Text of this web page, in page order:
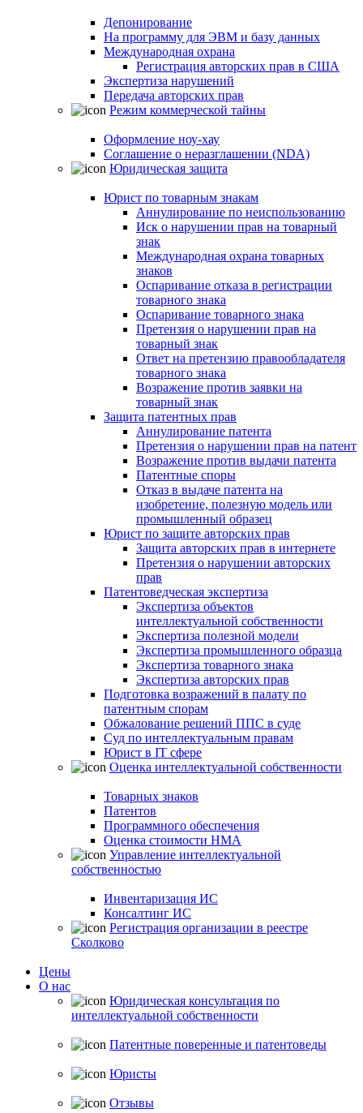
Депонирование
На программу для ЭВМ и базу данных
Международная охрана
Регистрация авторских прав в США
Экспертиза нарушений
Передача авторских прав
Режим коммерческой тайны
Оформление ноу-хау
Соглашение о неразглашении (NDA)
Юридическая защита
Юрист по товарным знакам
Аннулирование по неиспользованию
Иск о нарушении прав на товарный
знак
Международная охрана товарных
знаков
Оспаривание отказа в регистрации
товарного знака
Оспаривание товарного знака
Претензия о нарушении прав на
товарный знак
Ответ на претензию правообладателя
товарного знака
Возражение против заявки на
товарный знак
Защита патентных прав
Аннулирование патента
Претензия о нарушении прав на патент
Возражение против выдачи патента
Патентные споры
Отказ в выдаче патента на
изобретение, полезную модель или
промышленный образец
Юрист по защите авторских прав
Защита авторских прав в интернете
Претензия о нарушении авторских
прав
Патентоведческая экспертиза
Экспертиза объектов
интеллектуальной собственности
Экспертиза полезной модели
Экспертиза промышленного образца
Экспертиза товарного знака
Экспертиза авторских прав
Подготовка возражений в палату по
патентным спорам
Обжалование решений ППС в суде
Суд по интеллектуальным правам
Юрист в IT сфере
Оценка интеллектуальной собственности
Товарных знаков
Патентов
Программного обеспечения
Оценка стоимости НМА
Управление интеллектуальной
собственностью
Инвентаризация ИС
Консалтинг ИС
Регистрация организации в реестре
Сколково
Цены
О нас
Юридическая консультация по
интеллектуальной собственности
Патентные поверенные и патентоведы
Юристы
Отзывы